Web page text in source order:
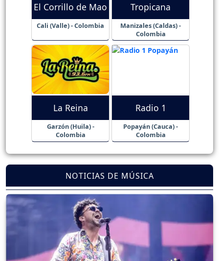
El Corrillo de Mao
Cali (Valle) - Colombia
Tropicana
Manizales (Caldas) -
Colombia
La Reina
Garzón (Huila) -
Colombia
Radio 1
Popayán (Cauca) -
Colombia
NOTICIAS DE MÚSICA